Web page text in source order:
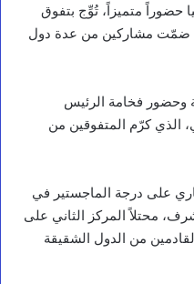
حضوراً متميزاً، تُوِّج بتفوق
ضمّت مشاركين من عدة دول
وحضور فخامة الرئيس
الذي كرّم المتفوقين من
على درجة الماجستير في
محتلاً المركز الثاني على
من الدول الشقيقة